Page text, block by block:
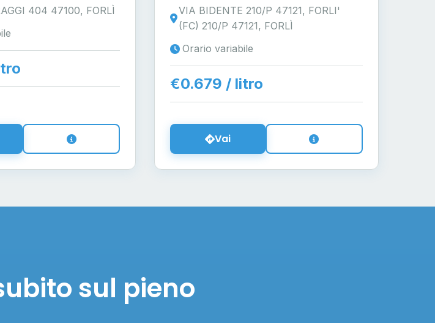
404 47100, FORLÌ
VIA BIDENTE 210/P 47121, FORLI'
(FC) 210/P 47121, FORLÌ
Orario variabile
€0.679 / litro
Vai
sul pieno